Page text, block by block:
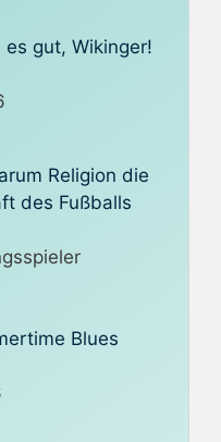
es gut, Wikinger!
Religion die
des Fußballs
Blues